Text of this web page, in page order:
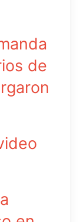
de